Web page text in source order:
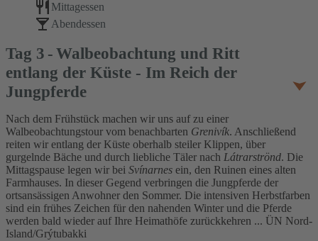
Mittagessen
Abendessen
Tag 3
Walbeobachtung und Ritt
entlang der Küste - Im Reich der
Jungpferde
Nach dem Frühstück machen wir uns auf zu einer
Walbeobachtungstour vom benachbarten Grenivík. Anschließend
reiten wir entlang der Küste oberhalb steiler Klippen, über
gurgelnde Bäche und durch liebliche Täler nach Látrarströnd. Die
Mittagspause legen wir bei Svínarnes ein, den Ruinen eines alten
Farmhauses. In dieser Gegend verbringen die Jungpferde der
ortsansässigen Anwohner den Sommer. Die intensiven Herbstfarben
sind ein frühes Zeichen für den nahenden Winter und die Pferde
werden bald wieder auf Ihre Heimathöfe zurückkehren ... ÜN Nord-
Island/Grýtubakki